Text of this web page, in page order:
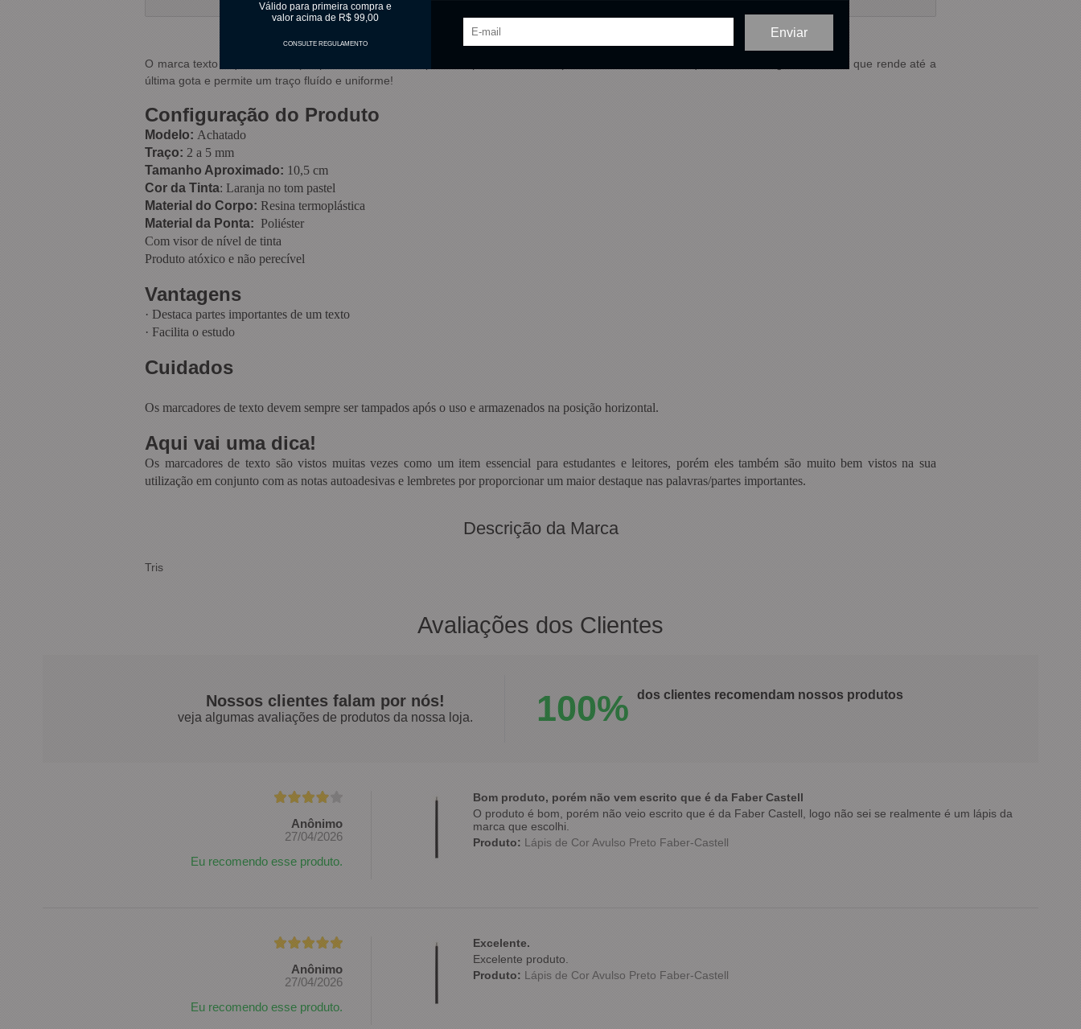
Válido para primeira compra e
valor acima de R$ 99,00
CONSULTE REGULAMENTO
O marca texto Liqeo Flat é super prático e com cores pastel super fofas! Possui ponta chanfrada e tinta líquida de tecnologia Free Flow, que rende até a
última gota e permite um traço fluído e uniforme!
Configuração do Produto
Modelo:Achatado
Traço:2 a 5 mm
Tamanho Aproximado:10,5 cm
Cor da Tinta: Laranja no tom pastel
Material do Corpo:Resina termoplástica
Material da Ponta:Poliéster
Com visor de nível de tinta
Produto atóxico e não perecível
Vantagens
·Destaca partes importantes de um texto
·Facilita o estudo
Cuidados
Os marcadores de texto devem sempre ser tampados após o uso e armazenados na posição horizontal.
Aqui vai uma dica!
Os marcadores de texto são vistos muitas vezes como um item essencial para estudantes e leitores, porém eles também são muito bem vistos na sua
utilização em conjunto com as notas autoadesivas e lembretes por proporcionar um maior destaque nas palavras/partes importantes.
Descrição da Marca
Tris
Avaliações dos Clientes
Nossos clientes falam por nós!
veja algumas avaliações de produtos da nossa loja. 100% dos clientes recomendam nossos produtos
Anônimo
27/04/2026
Eu recomendo esse produto.
Bom produto, porém não vem escrito que é da Faber Castell
O produto é bom, porém não veio escrito que é da Faber Castell, logo não sei se realmente é um lápis da
marca que escolhi.
Produto:Lápis de Cor Avulso Preto Faber-Castell
Anônimo
27/04/2026
Eu recomendo esse produto.
Excelente.
Excelente produto.
Produto:Lápis de Cor Avulso Preto Faber-Castell